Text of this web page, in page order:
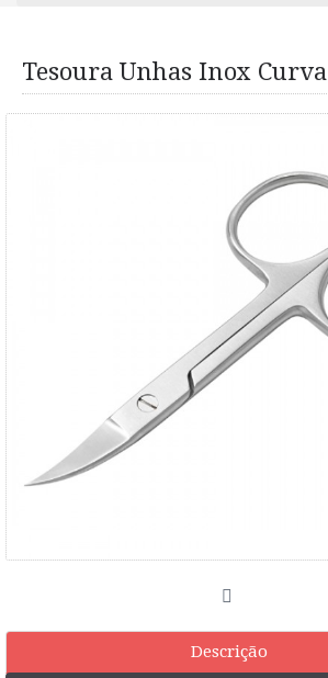
Tesoura Unhas Inox Curva
Descrição